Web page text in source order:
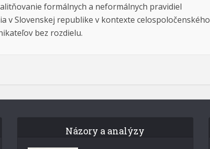
formálnych a neformálnych pravidiel
v Slovenskej republike v kontexte celospoločenského
bez rozdielu.
Názory a analýzy